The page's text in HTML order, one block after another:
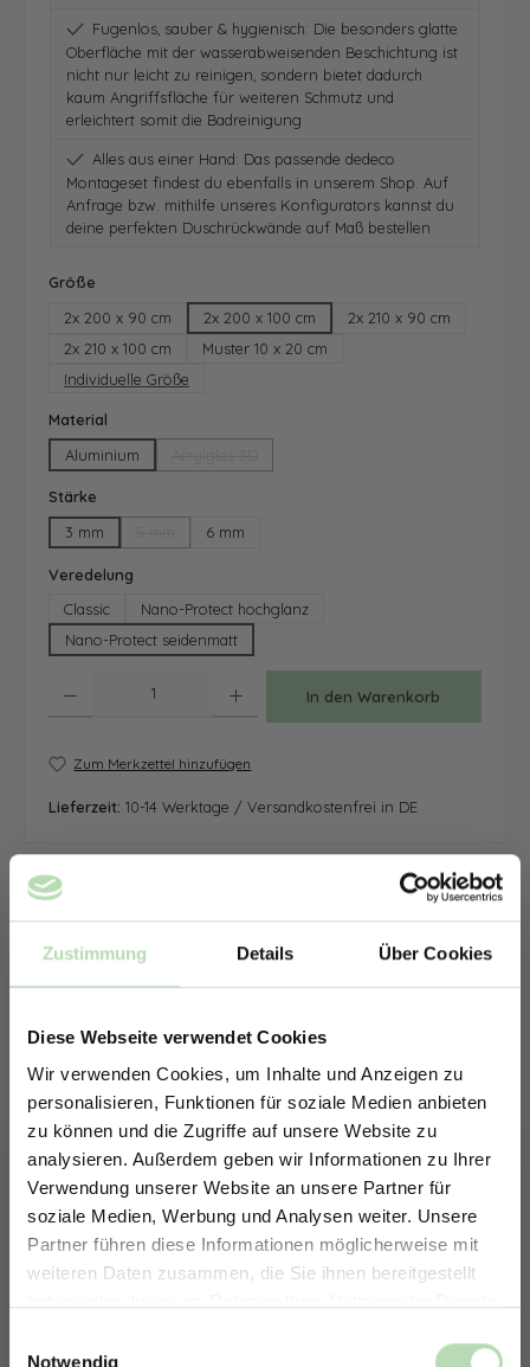
Zustimmung Details Über Cookies
Diese Webseite verwendet Cookies
Wir verwenden Cookies, um Inhalte und Anzeigen zu
personalisieren, Funktionen für soziale Medien anbieten
zu können und die Zugriffe auf unsere Website zu
analysieren. Außerdem geben wir Informationen zu Ihrer
Verwendung unserer Website an unsere Partner für
soziale Medien, Werbung und Analysen weiter. Unsere
Partner führen diese Informationen möglicherweise mit
weiteren Daten zusammen, die Sie ihnen bereitgestellt
Notwendig
Fugenlos, sauber & hygienisch: Die besonders glatte
Oberfläche mit der wasserabweisenden Beschichtung ist
nicht nur leicht zu reinigen, sondern bietet dadurch
kaum Angriffsfläche für weiteren Schmutz und
erleichtert somit die Badreinigung
Alles aus einer Hand: Das passende dedeco
Montageset findest du ebenfalls in unserem Shop. Auf
Anfrage bzw. mithilfe unseres Konfigurators kannst du
deine perfekten Duschrückwände auf Maß bestellen
Größe
2x 200 x 90 cm
2x 200 x 100 cm
2x 210 x 90 cm
2x 210 x 100 cm
Muster 10 x 20 cm
Individuelle Größe
Material
Aluminium
Stärke
3 mm
(Diese Option ist zurzeit nicht verfügbar.)
6 mm
Veredelung
Classic
Nano-Protect hochglanz
Nano-Protect seidenmatt
In den Warenkorb
Zum Merkzettel hinzufügen
Lieferzeit: 10-14 Werktage / Versandkostenfrei in DE
Erstelle in nur 4 Schritten deine
ERHALTE 5% RABATT AUF
DEINE RÜCKWÄNDE